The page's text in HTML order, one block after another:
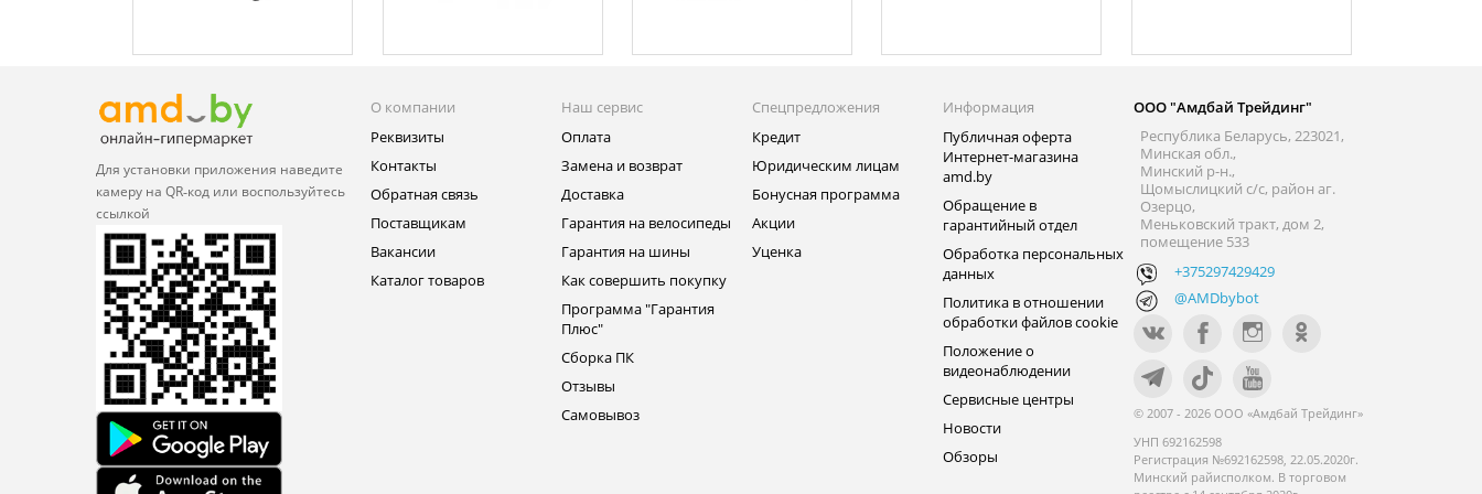
Для установки приложения наведите
камеру на QR‑код или воспользуйтесь
ссылкой
О компании
Реквизиты
Контакты
Обратная связь
Поставщикам
Вакансии
Каталог товаров
Наш сервис
Оплата
Замена и возврат
Доставка
Гарантия на велосипеды
Гарантия на шины
Как совершить покупку
Программа "Гарантия
Плюс"
Сборка ПК
Отзывы
Самовывоз
Спецпредложения
Кредит
Юридическим лицам
Бонусная программа
Акции
Уценка
Информация
Публичная оферта
Интернет-магазина
amd.by
Обращение в
гарантийный отдел
Обработка персональных
данных
Политика в отношении
обработки файлов cookie
Положение о
видеонаблюдении
Сервисные центры
Новости
Обзоры
ООО "Амдбай Трейдинг"
Республика Беларусь, 223021,
Минская обл.,
Минский р-н.,
Щомыслицкий с/с, район аг.
Озерцо,
Меньковский тракт, дом 2,
помещение 533
+375297429429
@AMDbybot
© 2007 - 2026 ООО «Амдбай Трейдинг»
УНП 692162598
Регистрация №692162598, 22.05.2020г.
Минский райисполком. В торговом